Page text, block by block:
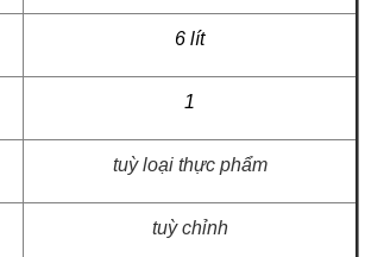
6 lít
1
tuỳ loại thực phẩm
tuỳ chỉnh